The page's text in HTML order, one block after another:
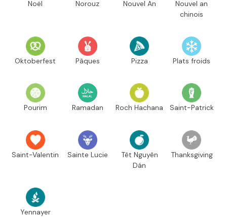
Noël Norouz Nouvel An
Nouvel an
chinois
Oktoberfest Pâques Pizza Plats froids
Pourim Ramadan Roch Hachana Saint-Patrick
Saint-Valentin Sainte Lucie
Têt Nguyên
Dán
Thanksgiving
Yennayer